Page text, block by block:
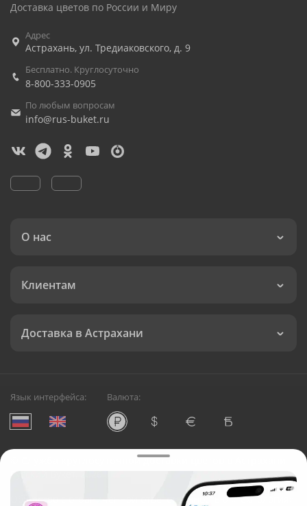
Доставка цветов по России и Миру
Адрес
Астрахань, ул. Тредиаковского, д. 9
Бесплатно. Круглосуточно
8-800-333-0905
По любым вопросам
info@rus-buket.ru
О нас
Клиентам
Доставка в Астрахани
Язык интерфейса: Валюта:
Служба круглосуточной доставки цветов в Астрахани
Русский Букет, 2026
Общество с ограниченной ответственностью «Технология»